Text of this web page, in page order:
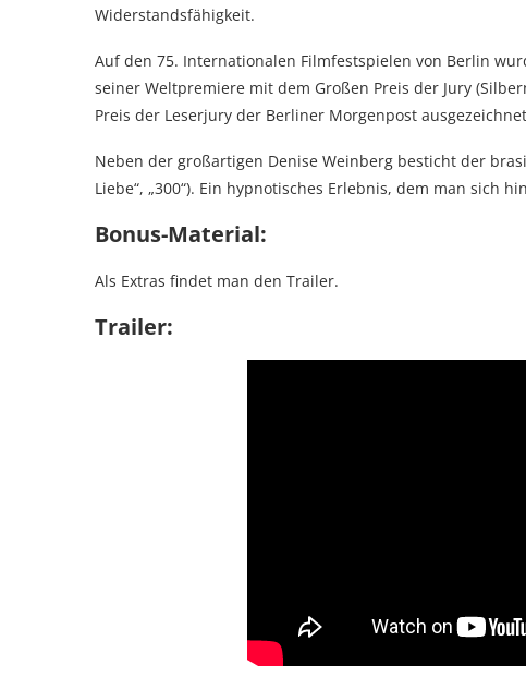
Widerstandsfähigkeit.
Auf den 75. Internationalen Filmfestspielen von Berlin
seiner Weltpremiere mit dem Großen Preis der Jury
Preis der Leserjury der Berliner Morgenpost
Neben der großartigen Denise Weinberg besticht der
Liebe“, „300“). Ein hypnotisches Erlebnis, dem man sich
Bonus-Material:
Als Extras findet man den Trailer.
Trailer: